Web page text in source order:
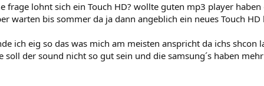
frage lohnt sich ein Touch HD? wollte guten mp3 player
warten bis sommer da ja dann angeblich ein neues Touch
ich eig so das was mich am meisten anspricht da ichs shcon
soll der sound nicht so gut sein und die samsung´s haben